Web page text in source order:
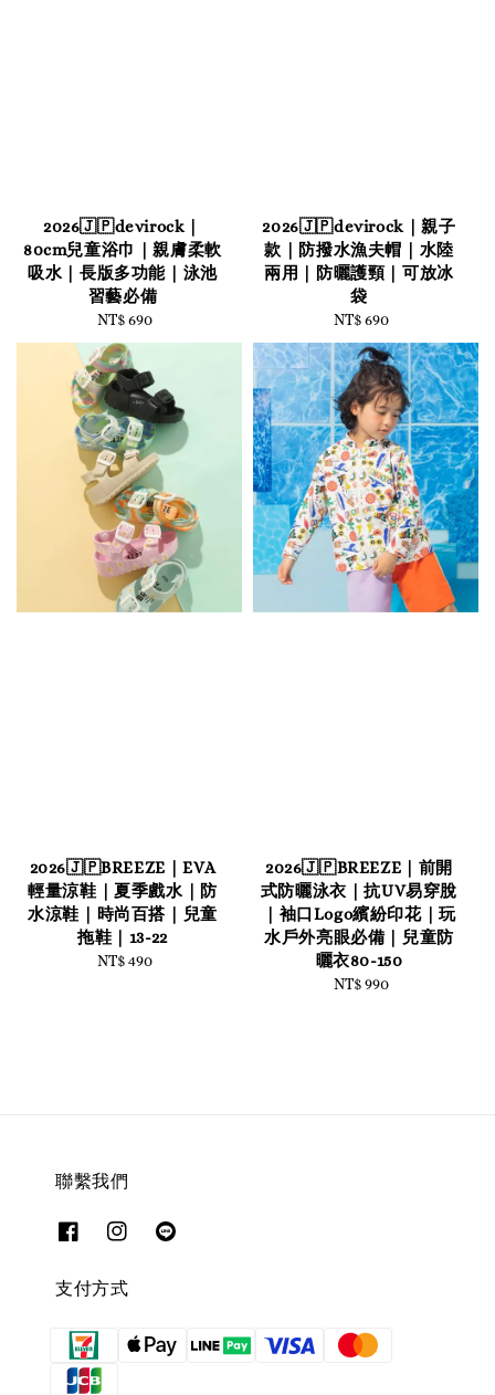
2026🇯🇵devirock｜
80cm兒童浴巾｜親膚柔軟
吸水｜長版多功能｜泳池
習藝必備
Regular
price
NT$ 690
2026🇯🇵devirock｜親子
款｜防撥水漁夫帽｜水陸
兩用｜防曬護頸｜可放冰
袋
Regular
price
NT$ 690
2026🇯🇵BREEZE｜EVA
輕量涼鞋｜夏季戲水｜防
水涼鞋｜時尚百搭｜兒童
拖鞋｜13-22
Regular
NT$ 490
2026🇯🇵BREEZE｜前開
式防曬泳衣｜抗UV易穿脫
｜袖口Logo繽紛印花｜玩
水戶外亮眼必備｜兒童防
曬衣80-150
Regular
NT$ 990
聯繫我們
支付方式